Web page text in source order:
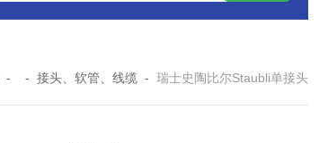
- - 接头、软管、线缆 - 瑞士史陶比尔Staubli单接头